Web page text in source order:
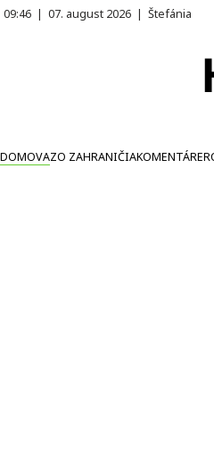
09:46 | 07. august 2026 | Štefánia
ZO ZAHRANIČIAKOMENTÁRE